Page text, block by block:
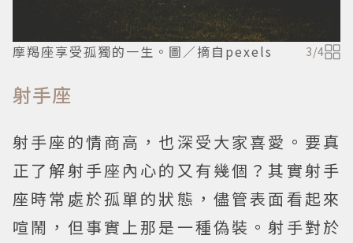
摩羯座享受孤獨的一生。圖／摘自pexels 3/4
射手座
射手座的情商高，也深受大家喜愛。要真
正了解射手座內心的又有幾個？其實射手
座時常處於孤單的狀態，儘管表面看起來
喧鬧，但事實上那是一種偽裝。射手對於